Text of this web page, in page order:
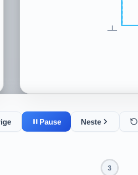
Pause Neste
3